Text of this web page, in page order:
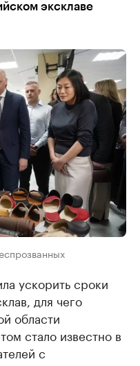
эксклаве
ускорить сроки
для чего
области
стало известно в
с